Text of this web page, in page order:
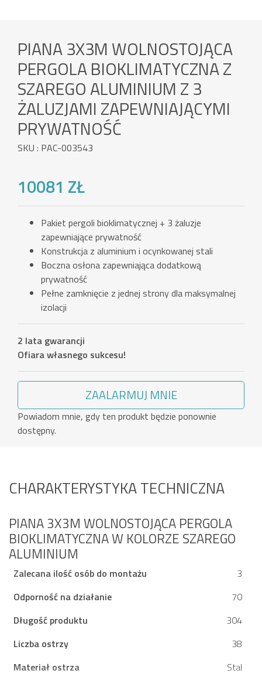
PIANA 3X3M WOLNOSTOJĄCA
PERGOLA BIOKLIMATYCZNA Z
SZAREGO ALUMINIUM Z 3
ŻALUZJAMI ZAPEWNIAJĄCYMI
PRYWATNOŚĆ
SKU : PAC-003543
10081 ZŁ
Pakiet pergoli bioklimatycznej + 3 żaluzje
zapewniające prywatność
Konstrukcja z aluminium i ocynkowanej stali
Boczna osłona zapewniająca dodatkową
prywatność
Pełne zamknięcie z jednej strony dla maksymalnej
izolacji
2 lata gwarancji
Ofiara własnego sukcesu!
ZAALARMUJ MNIE
Powiadom mnie, gdy ten produkt będzie ponownie
dostępny.
CHARAKTERYSTYKA TECHNICZNA
PIANA 3X3M WOLNOSTOJĄCA PERGOLA
BIOKLIMATYCZNA W KOLORZE SZAREGO
ALUMINIUM
Zalecana ilość osób do montażu
3
Odporność na działanie
70
Długość produktu
304
Liczba ostrzy
38
Materiał ostrza
Stal